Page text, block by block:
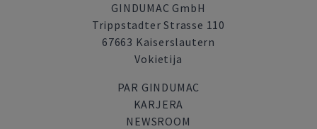
GINDUMAC GmbH
Trippstadter Strasse 110
67663 Kaiserslautern
Vokietija
PAR GINDUMAC
KARJERA
NEWSROOM